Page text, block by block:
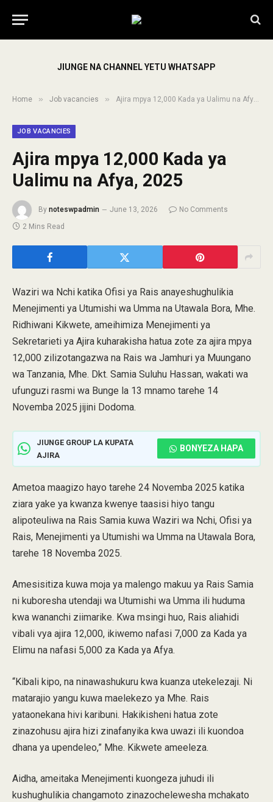
JIUNGE NA CHANNEL YETU WHATSAPP
Home » Job vacancies » Ajira mpya 12,000 Kada ya Ualimu na Afya, 2025
JOB VACANCIES
Ajira mpya 12,000 Kada ya
Ualimu na Afya, 2025
By noteswpadmin June 13, 2026
No Comments
2 Mins Read
Waziri wa Nchi katika Ofisi ya Rais anayeshughulikia
Menejimenti ya Utumishi wa Umma na Utawala Bora, Mhe.
Ridhiwani Kikwete, ameihimiza Menejimenti ya
Sekretarieti ya Ajira kuharakisha hatua zote za ajira mpya
12,000 zilizotangazwa na Rais wa Jamhuri ya Muungano
wa Tanzania, Mhe. Dkt. Samia Suluhu Hassan, wakati wa
ufunguzi rasmi wa Bunge la 13 mnamo tarehe 14
Novemba 2025 jijini Dodoma.
JIUNGE GROUP LA KUPATA
AJIRA
BONYEZA HAPA
Ametoa maagizo hayo tarehe 24 Novemba 2025 katika
ziara yake ya kwanza kwenye taasisi hiyo tangu
alipoteuliwa na Rais Samia kuwa Waziri wa Nchi, Ofisi ya
Rais, Menejimenti ya Utumishi wa Umma na Utawala Bora,
tarehe 18 Novemba 2025.
Amesisitiza kuwa moja ya malengo makuu ya Rais Samia
ni kuboresha utendaji wa Utumishi wa Umma ili huduma
kwa wananchi ziimarike. Kwa msingi huo, Rais aliahidi
vibali vya ajira 12,000, ikiwemo nafasi 7,000 za Kada ya
Elimu na nafasi 5,000 za Kada ya Afya.
“Kibali kipo, na ninawashukuru kwa kuanza utekelezaji. Ni
matarajio yangu kuwa maelekezo ya Mhe. Rais
yataonekana hivi karibuni. Hakikisheni hatua zote
zinazohusu ajira hizi zinafanyika kwa uwazi ili kuondoa
dhana ya upendeleo,” Mhe. Kikwete ameeleza.
Aidha, ameitaka Menejimenti kuongeza juhudi ili
kushughulikia changamoto zinazochelewesha mchakato